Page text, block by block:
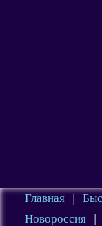
Главная |
Новороссия
|